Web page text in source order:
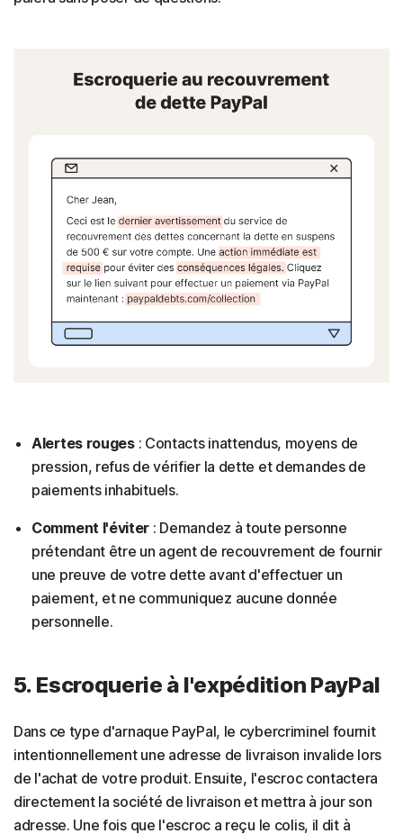
Alertes rouges: Contacts inattendus, moyens de
pression, refus de vérifier la dette et demandes de
paiements inhabituels.
Comment l'éviter : Demandez à toute personne
prétendant être un agent de recouvrement de fournir
une preuve de votre dette avant d'effectuer un
paiement, et ne communiquez aucune donnée
personnelle.
5. Escroquerie à l'expédition PayPal
Dans ce type d'arnaque PayPal, le cybercriminel fournit
intentionnellement une adresse de livraison invalide lors
de l'achat de votre produit. Ensuite, l'escroc contactera
directement la société de livraison et mettra à jour son
adresse. Une fois que l'escroc a reçu le colis, il dit à